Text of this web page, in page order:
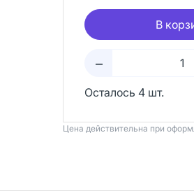
В
–
Осталось 4 шт.
Цена действительна при